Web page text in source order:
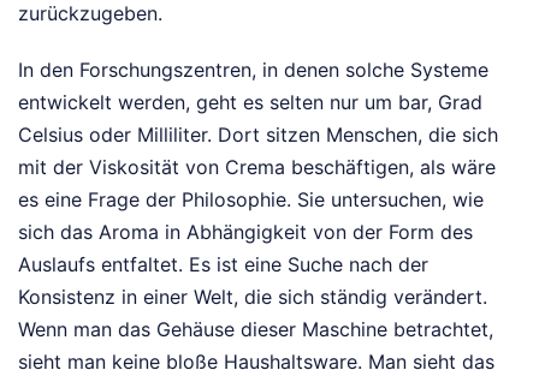
zurückzugeben.
In den Forschungszentren, in denen solche Systeme
entwickelt werden, geht es selten nur um bar, Grad
Celsius oder Milliliter. Dort sitzen Menschen, die sich
mit der Viskosität von Crema beschäftigen, als wäre
es eine Frage der Philosophie. Sie untersuchen, wie
sich das Aroma in Abhängigkeit von der Form des
Auslaufs entfaltet. Es ist eine Suche nach der
Konsistenz in einer Welt, die sich ständig verändert.
Wenn man das Gehäuse dieser Maschine betrachtet,
sieht man keine bloße Haushaltsware. Man sieht das